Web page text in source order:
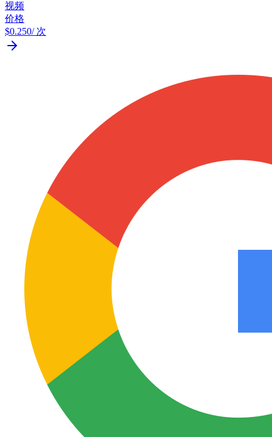
视频
价格
$0.250/ 次